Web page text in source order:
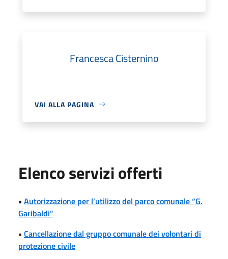
Francesca Cisternino
VAI ALLA PAGINA
Elenco servizi offerti
• Autorizzazione per l’utilizzo del parco comunale “G.
Garibaldi”
• Cancellazione dal gruppo comunale dei volontari di
protezione civile